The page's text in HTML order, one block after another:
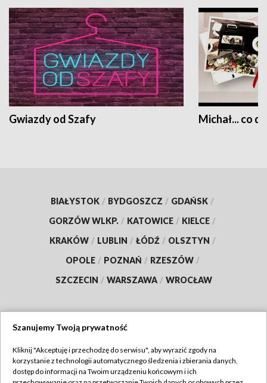
Gwiazdy od Szafy Michał... co
BIAŁYSTOK / BYDGOSZCZ / GDAŃSK /
GORZÓW WLKP. / KATOWICE / KIELCE /
KRAKÓW / LUBLIN / ŁÓDŹ / OLSZTYN /
OPOLE / POZNAŃ / RZESZÓW /
SZCZECIN / WARSZAWA / WROCŁAW
TVP
Szanujemy Twoją prywatność
Kliknij "Akceptuję i przechodzę do serwisu", aby wyrazić zgody na
korzystanie z technologii automatycznego śledzenia i zbierania danych,
dostęp do informacji na Twoim urządzeniu końcowym i ich